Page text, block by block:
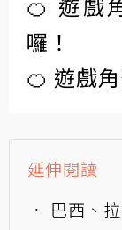
囉！
🍊 遊戲
延伸閱讀
巴西、